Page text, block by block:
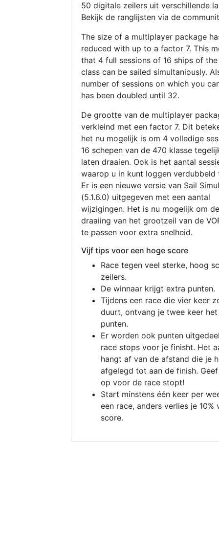
50 digitale zeilers uit verschillende
Bekijk de ranglijsten via de
The size of a multiplayer package
reduced with up to a factor 7. This
that 4 full sessions of 16 ships of
class can be sailed simultaniously.
number of sessions on which you
has been doubled until 32.
De grootte van de multiplayer
verkleind met een factor 7. Dit
het nu mogelijk is om 4 volledige
16 schepen van de 470 klasse
laten draaien. Ook is het aantal
waarop u in kunt loggen verdubbeld
Er is een nieuwe versie van Sail
(5.1.6.0) uitgegeven met een aantal
wijzigingen. Het is nu mogelijk om de
draaiing van het grootzeil van de
te passen voor extra snelheid.
Vijf tips voor een hoge score
Race tegen veel sterke, hoog
zeilers.
De winnaar krijgt extra punten.
Tijdens een race die vier keer
duurt, ontvang je twee keer
punten.
Er worden ook punten
race stops voor je finisht. Het
hangt af van de afstand die je
afgelegd tot aan de finish.
op voor de race stopt!
Start minstens één keer per
een race, anders verlies je 10%
score.